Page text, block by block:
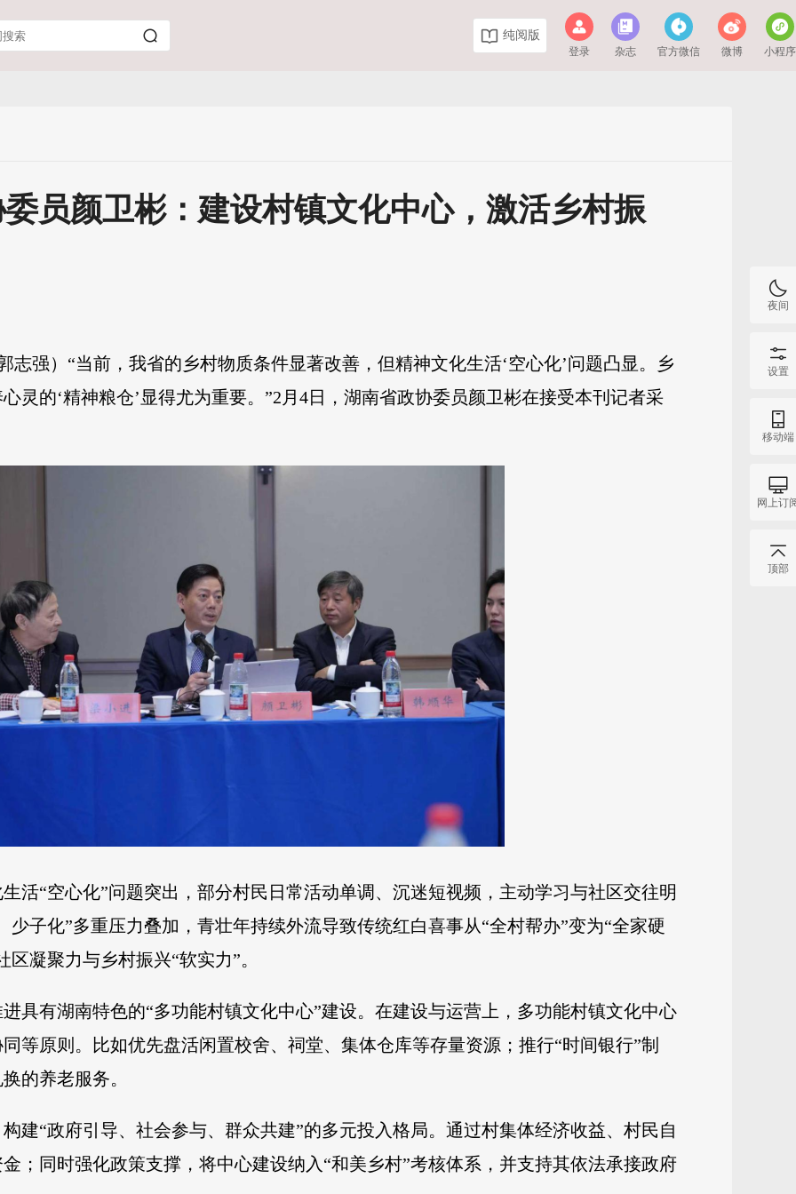
纯阅版
登录 杂志 官方微信 微博 小程序
员颜卫彬：建设村镇文化中心，激活乡村振
志强）“当前，我省的乡村物质条件显著改善，但精神文化生活‘空心化’问题凸显。乡
灵的‘精神粮仓’显得尤为重要。”2月4日，湖南省政协委员颜卫彬在接受本刊记者采
活“空心化”问题突出，部分村民日常活动单调、沉迷短视频，主动学习与社区交往明
子化”多重压力叠加，青壮年持续外流导致传统红白喜事从“全村帮办”变为“全家硬
凝聚力与乡村振兴“软实力”。
具有湖南特色的“多功能村镇文化中心”建设。在建设与运营上，多功能村镇文化中心
等原则。比如优先盘活闲置校舍、祠堂、集体仓库等存量资源；推行“时间银行”制
的养老服务。
建“政府引导、社会参与、群众共建”的多元投入格局。通过村集体经济收益、村民自
；同时强化政策支撑，将中心建设纳入“和美乡村”考核体系，并支持其依法承接政府
夜间
设置
移动端
网上订
顶部